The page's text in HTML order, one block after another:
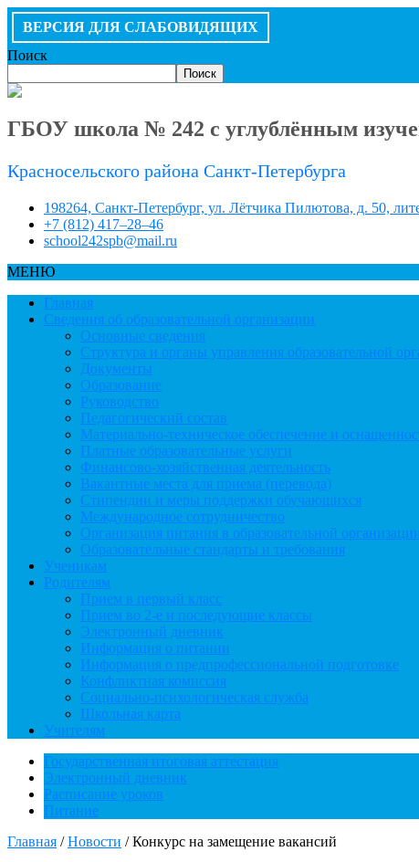
ВЕРСИЯ ДЛЯ СЛАБОВИДЯЩИХ
Поиск
Поиск
ГБОУ школа № 242 с углублённым
Красносельского района Санкт-Петербурга
198264, Санкт-Петербург, ул. Лётчика Пилютова, д. 50,
+7 (812) 417–28–46
school242spb@mail.ru
МЕНЮ
Главная
Сведения об образовательной организации
Основные сведения
Структура и органы управления образовательной
Документы
Образование
Руководство
Педагогический состав
Материально-техническое обеспечение и
Платные образовательные услуги
Финансово-хозяйственная деятельность
Вакантные места для приема (перевода)
Стипендии и меры поддержки обучающихся
Международное сотрудничество
Организация питания в образовательной организации
Образовательные стандарты и требования
Ученикам
Родителям
Прием в первый класс
Прием во 2-е и последующие классы
Электронный дневник
Информация о питании
Информация о предпрофессиональной подготовке
Конфликтная комиссия
Социально-психологическая служба
Школьная карта
Учителям
Государственная итоговая аттестация
Электронный дневник
Расписание уроков
Питание
Главная /Новости /Конкурс на замещение вакансий